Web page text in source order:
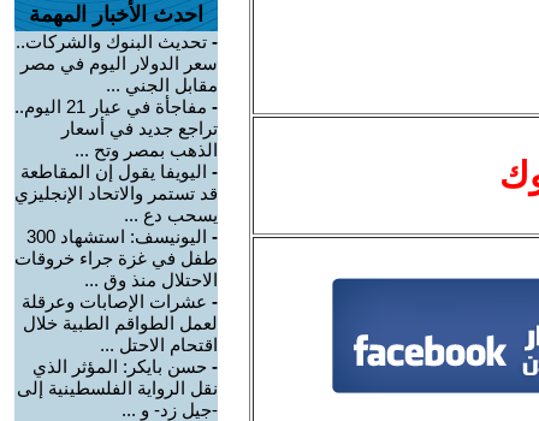
احدث الأخبار المهمة
- تحديث البنوك والشركات..
سعر الدولار اليوم في مصر
مقابل الجني ...
-
مفاجأة في عيار 21 اليوم..
تراجع جديد في أسعار
الذهب بمصر وتح ...
- اليويفا يقول إن المقاطعة
قد تستمر والاتحاد الإنجليزي
يسحب دع ...
-
اليونيسف: استشهاد 300
طفل في غزة جراء خروقات
الاحتلال منذ وق ...
- عشرات الإصابات وعرقلة
لعمل الطواقم الطبية خلال
اقتحام الاحتل ...
- حسن بايكر: المؤثر الذي
نقل الرواية الفلسطينية إلى
-جيل زد- و ...